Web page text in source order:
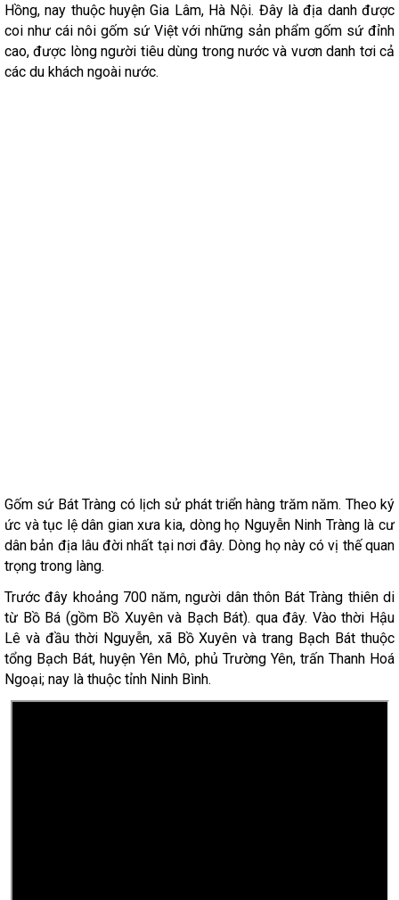
Hồng, nay thuộc huyện Gia Lâm, Hà Nội. Đây là địa danh được
coi như cái nôi gốm sứ Việt với những sản phẩm gốm sứ đỉnh
cao, được lòng người tiêu dùng trong nước và vươn danh tơi cả
các du khách ngoài nước.
Gốm sứ Bát Tràng có lịch sử phát triển hàng trăm năm. Theo ký
ức và tục lệ dân gian xưa kia, dòng họ Nguyễn Ninh Tràng là cư
dân bản địa lâu đời nhất tại nơi đây. Dòng họ này có vị thế quan
trọng trong làng.
Trước đây khoảng 700 năm, người dân thôn Bát Tràng thiên di
từ Bồ Bá (gồm Bồ Xuyên và Bạch Bát). qua đây. Vào thời Hậu
Lê và đầu thời Nguyễn, xã Bồ Xuyên và trang Bạch Bát thuộc
tổng Bạch Bát, huyện Yên Mô, phủ Trường Yên, trấn Thanh Hoá
Ngoại; nay là thuộc tỉnh Ninh Bình.